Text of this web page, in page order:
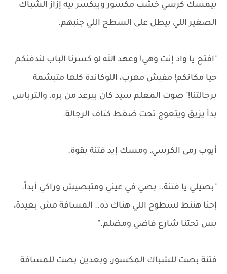
بيمسك كرسي خشب مكسور وبيكسر بيه إزاز الشباك
الصغير اللي بيطل على السطح اللي جنبهم.
"افتح يا واد إنت وهي! وعهد الله لو كسرنا الباب لندفنكم
حيا مكانكم! مفيش مهرب، اللوكاندة كلها متبشمة
برجالتنا!" صوت المعلم سيد كان بيرعد من بره، والترباس
بدأ يزيق ويتعوج تحت ضغط كتاف الرجالة.
أيوب رمى الكرسي، ومسك إيد فتنة بقوة.
"بصيلي يا فتنة.. بصي في عيني ومتبصيش وراكي أبداً.
إحنا هننط لسطوح اللي هناك ده.. المسافة مش بعيدة،
بس تحتنا شارع فاضي ومضلم."
فتنة بصت للشباك المكسور، وبعدين بصت للمسافة